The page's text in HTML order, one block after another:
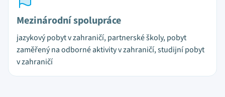
Mezinárodní spolupráce
jazykový pobyt v zahraničí, partnerské školy, pobyt
zaměřený na odborné aktivity v zahraničí, studijní pobyt
v zahraničí